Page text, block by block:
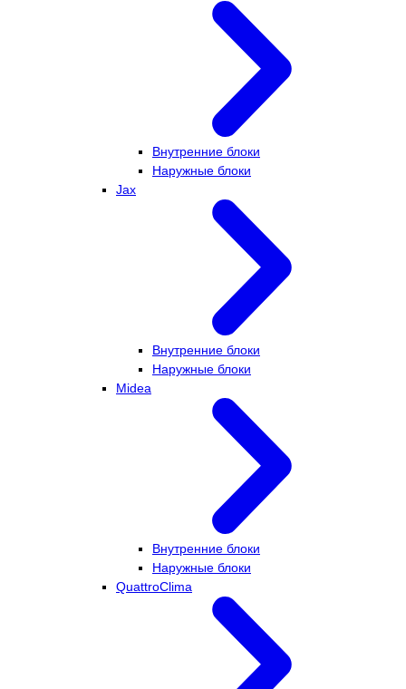
Внутренние блоки
Наружные блоки
Jax
Внутренние блоки
Наружные блоки
Midea
Внутренние блоки
Наружные блоки
QuattroClima